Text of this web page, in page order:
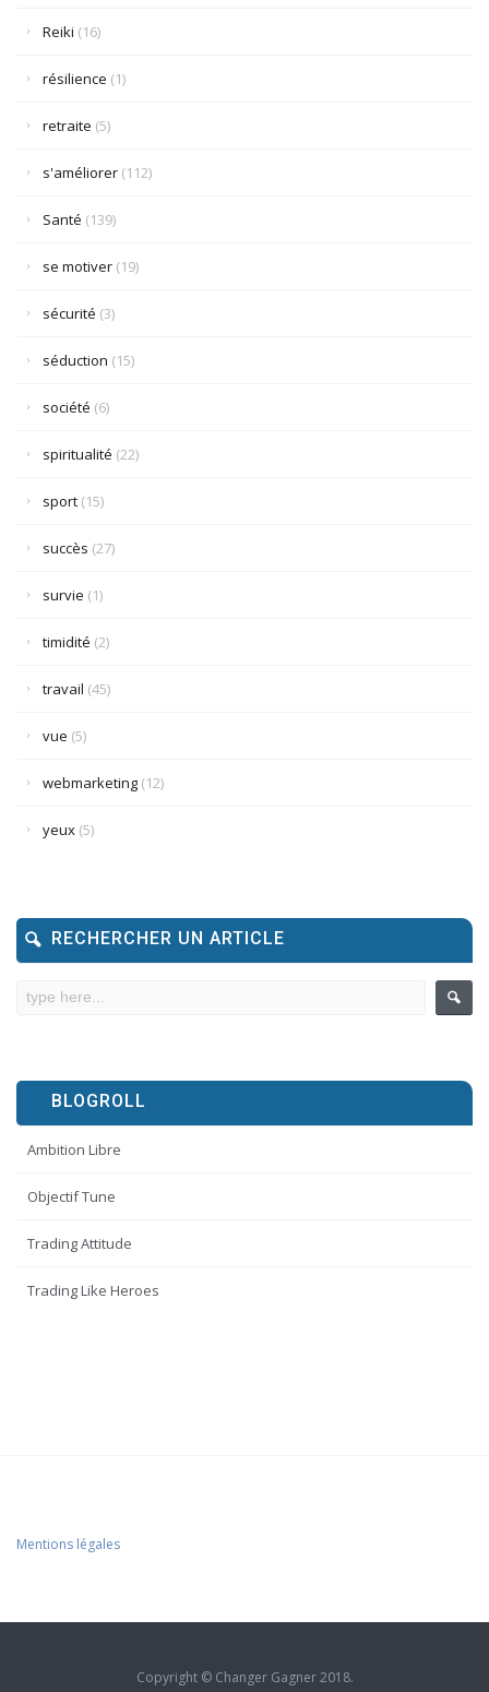
Reiki (16)
résilience (1)
retraite (5)
s'améliorer (112)
Santé (139)
se motiver (19)
sécurité (3)
séduction (15)
société (6)
spiritualité (22)
sport (15)
succès (27)
survie (1)
timidité (2)
travail (45)
vue (5)
webmarketing (12)
yeux (5)
RECHERCHER UN ARTICLE
BLOGROLL
Ambition Libre
Objectif Tune
Trading Attitude
Trading Like Heroes
Mentions légales
Copyright © Changer Gagner 2018.